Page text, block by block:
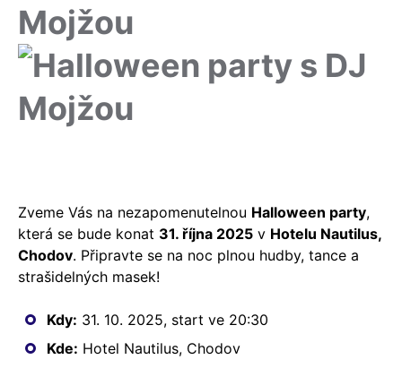
Mojžou
Zveme Vás na nezapomenutelnou Halloween party,
která se bude konat 31. října 2025 v Hotelu Nautilus,
Chodov. Připravte se na noc plnou hudby, tance a
strašidelných masek!
Kdy: 31. 10. 2025, start ve 20:30
Kde: Hotel Nautilus, Chodov